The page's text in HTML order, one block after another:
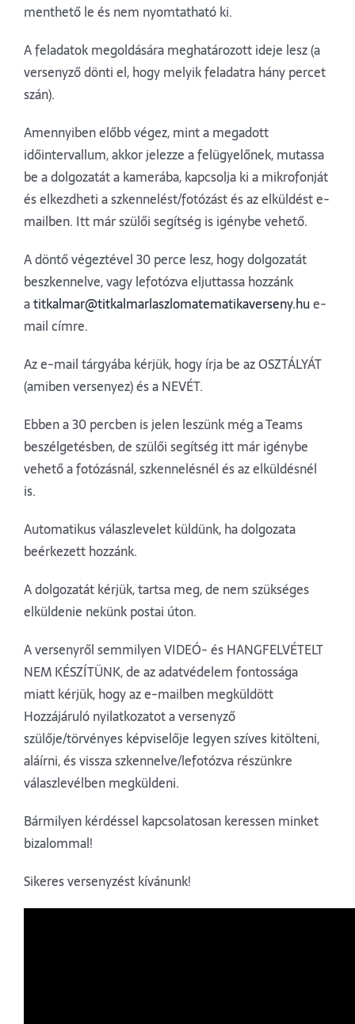
menthető le és nem nyomtatható ki.
A feladatok megoldására meghatározott ideje lesz (a
versenyző dönti el, hogy melyik feladatra hány percet
szán).
Amennyiben előbb végez, mint a megadott
időintervallum, akkor jelezze a felügyelőnek, mutassa
be a dolgozatát a kamerába, kapcsolja ki a mikrofonját
és elkezdheti a szkennelést/fotózást és az elküldést e-
mailben. Itt már szülői segítség is igénybe vehető.
A döntő végeztével 30 perce lesz, hogy dolgozatát
beszkennelve, vagy lefotózva eljuttassa hozzánk
atitkalmar@titkalmarlaszlomatematikaverseny.hue-
mail címre.
Az e-mail tárgyába kérjük, hogy írja be az OSZTÁLYÁT
(amiben versenyez) és a NEVÉT.
Ebben a 30 percben is jelen leszünk még a Teams
beszélgetésben, de szülői segítség itt már igénybe
vehető a fotózásnál, szkennelésnél és az elküldésnél
is.
Automatikus válaszlevelet küldünk, ha dolgozata
beérkezett hozzánk.
A dolgozatát kérjük, tartsa meg, de nem szükséges
elküldenie nekünk postai úton.
A versenyről semmilyen VIDEÓ- és HANGFELVÉTELT
NEM KÉSZÍTÜNK, de az adatvédelem fontossága
miatt kérjük, hogy az e-mailben megküldött
Hozzájáruló nyilatkozatot a versenyző
szülője/törvényes képviselője legyen szíves kitölteni,
aláírni, és vissza szkennelve/lefotózva részünkre
válaszlevélben megküldeni.
Bármilyen kérdéssel kapcsolatosan keressen minket
bizalommal!
Sikeres versenyzést kívánunk!